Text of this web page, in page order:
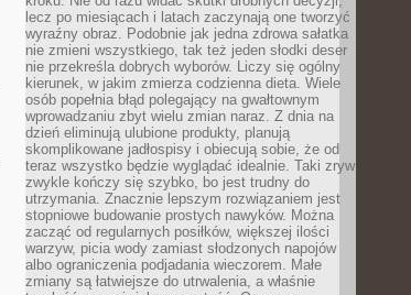
lecz po miesiącach i latach zaczynają one tworzyć
wyraźny obraz. Podobnie jak jedna zdrowa sałatka
nie zmieni wszystkiego, tak też jeden słodki deser
nie przekreśla dobrych wyborów. Liczy się ogólny
kierunek, w jakim zmierza codzienna dieta. Wiele
osób popełnia błąd polegający na gwałtownym
wprowadzaniu zbyt wielu zmian naraz. Z dnia na
dzień eliminują ulubione produkty, planują
skomplikowane jadłospisy i obiecują sobie, że od
teraz wszystko będzie wyglądać idealnie. Taki zryw
zwykle kończy się szybko, bo jest trudny do
utrzymania. Znacznie lepszym rozwiązaniem jest
stopniowe budowanie prostych nawyków. Można
zacząć od regularnych posiłków, większej ilości
warzyw, picia wody zamiast słodzonych napojów
albo ograniczenia podjadania wieczorem. Małe
zmiany są łatwiejsze do utrwalenia, a właśnie